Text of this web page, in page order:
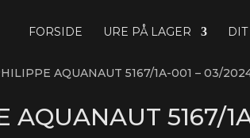
FORSIDE URE PÅ LAGER
AQUANAUT 5167/1A-001 – 03/
AQUANAUT 5167/